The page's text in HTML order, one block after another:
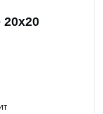
20x20